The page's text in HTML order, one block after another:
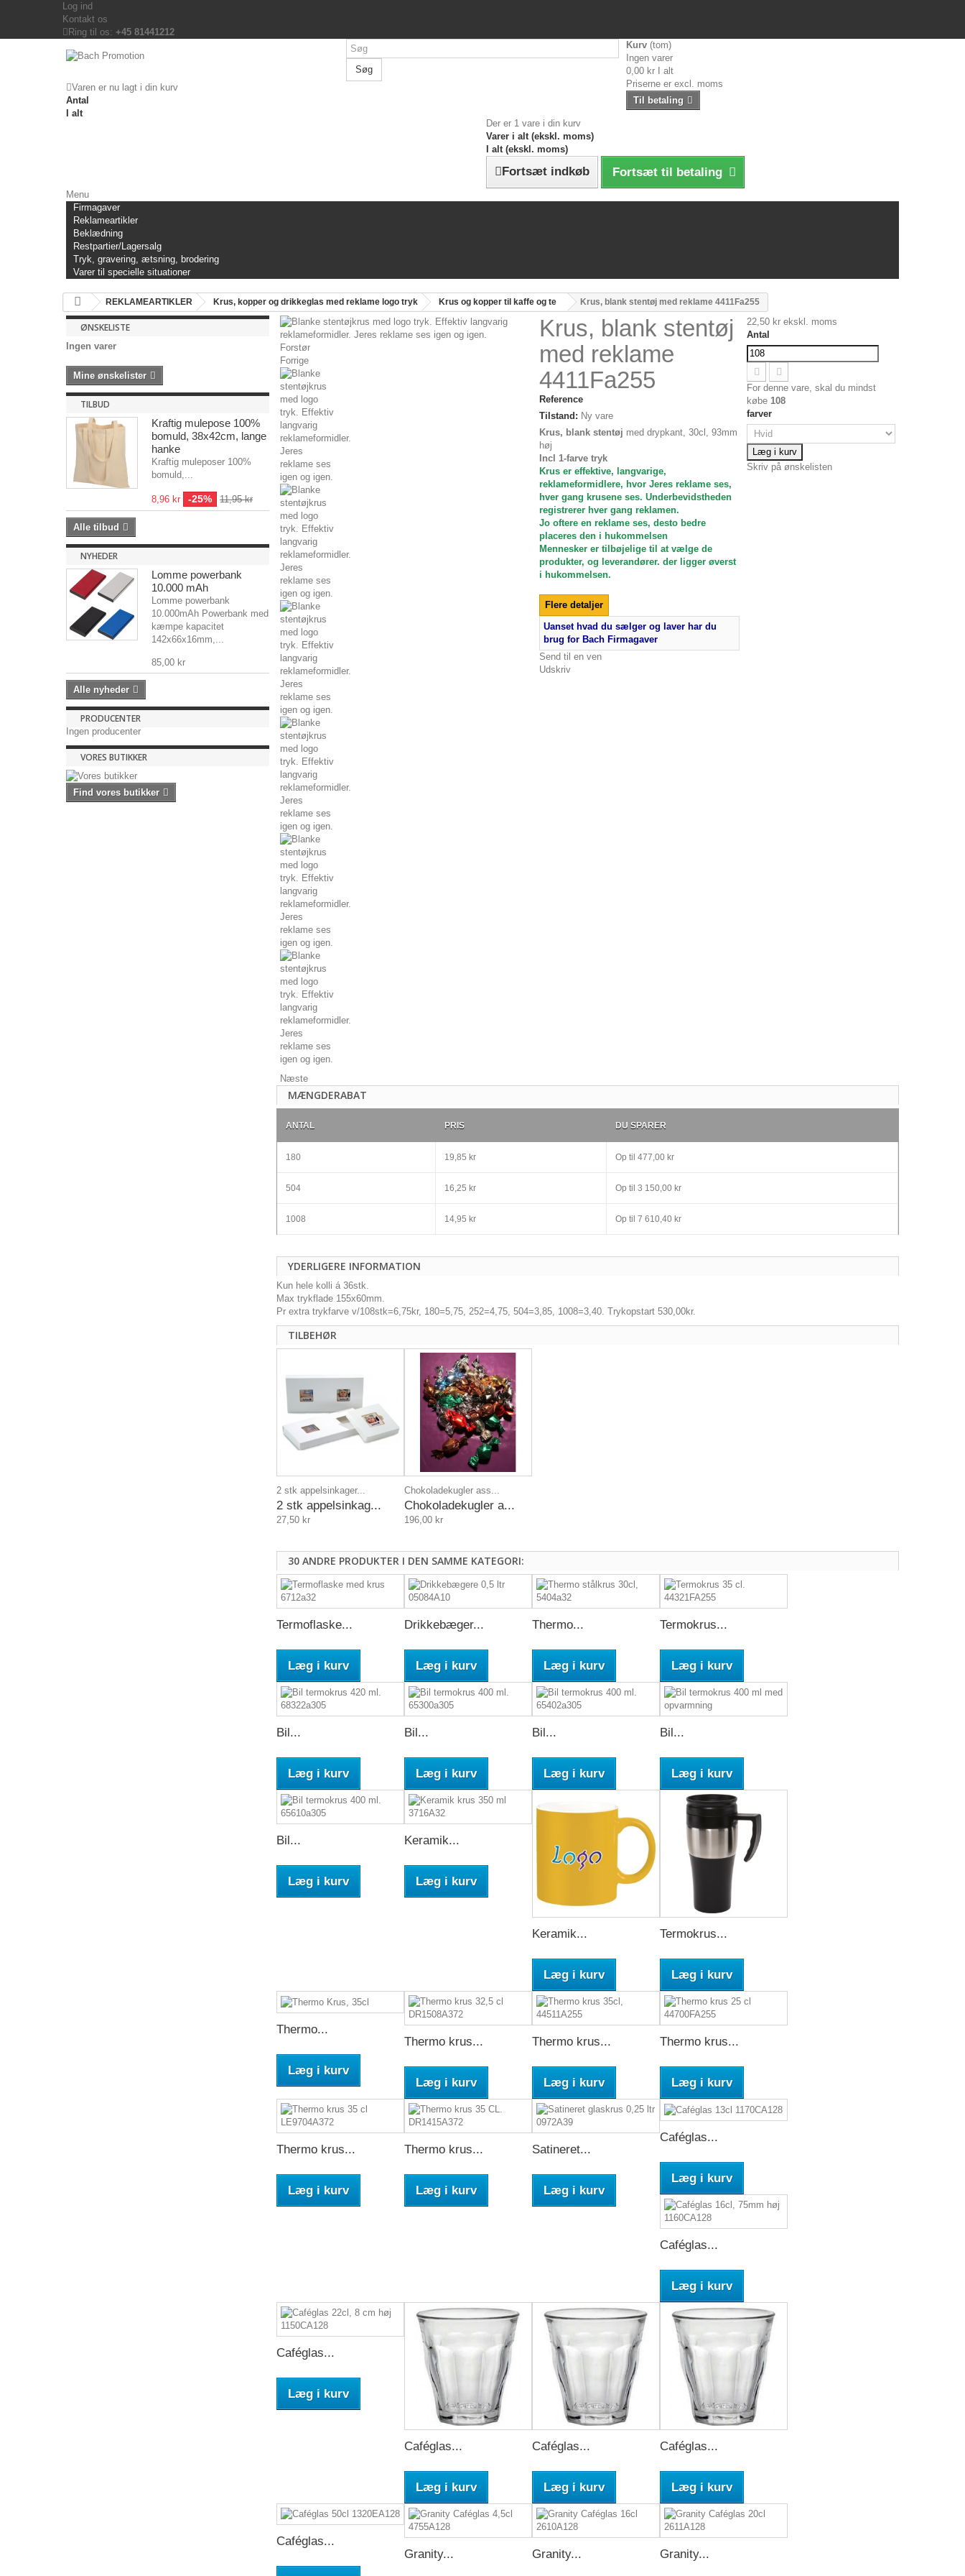
Log ind
Kontakt os
Ring til os: +45 81441212
Søg
Kurv (tom)
Ingen varer
0,00 kr
I alt
Priserne er excl. moms
Til betaling
Varen er nu lagt i din kurv
Antal
I alt
Der er 1 vare i din kurv
Varer i alt (ekskl. moms)
I alt (ekskl. moms)
Fortsæt indkøb Fortsæt til betaling
Menu
Firmagaver
Reklameartikler
Beklædning
Restpartier/Lagersalg
Tryk, gravering, ætsning, brodering
Varer til specielle situationer
REKLAMEARTIKLER Krus, kopper og drikkeglas med reklame logo tryk Krus og kopper til kaffe og te Krus, blank stentøj med reklame 4411Fa255
ØNSKELISTE
Ingen varer
Mine ønskelister
TILBUD
Kraftig mulepose 100%
bomuld, 38x42cm, lange
hanke
Kraftig muleposer 100%
bomuld,...
8,96 kr -25% 11,95 kr
Alle tilbud
NYHEDER
Lomme powerbank
10.000 mAh
Lomme powerbank
10.000mAh Powerbank med
kæmpe kapacitet
142x66x16mm,...
85,00 kr
Alle nyheder
PRODUCENTER
Ingen producenter
VORES BUTIKKER
Find vores butikker
Forstør
Forrige
Næste
Krus, blank stentøj
med reklame
4411Fa255
Reference
Tilstand: Ny vare
Krus, blank stentøj med drypkant, 30cl, 93mm
høj
Incl 1-farve tryk
Krus er effektive, langvarige,
reklameformidlere, hvor Jeres reklame ses,
hver gang krusene ses. Underbevidstheden
registrerer hver gang reklamen.
Jo oftere en reklame ses, desto bedre
placeres den i hukommelsen
Mennesker er tilbøjelige til at vælge de
produkter, og leverandører. der ligger øverst
i hukommelsen.
Flere detaljer
Uanset hvad du sælger og laver har du
brug for Bach Firmagaver
Send til en ven
Udskriv
22,50 kr ekskl. moms
Antal
For denne vare, skal du mindst
købe108
farver
Læg i kurv
Skriv på ønskelisten
MÆNGDERABAT
ANTAL PRIS DU SPARER
180 19,85 kr Op til 477,00 kr
504 16,25 kr Op til 3 150,00 kr
1008 14,95 kr Op til 7 610,40 kr
YDERLIGERE INFORMATION
Kun hele kolli á 36stk.
Max trykflade 155x60mm.
Pr extra trykfarve v/108stk=6,75kr, 180=5,75, 252=4,75, 504=3,85, 1008=3,40. Trykopstart 530,00kr.
TILBEHØR
2 stk appelsinkager...
2 stk appelsinkag...
27,50 kr
Chokoladekugler ass...
Chokoladekugler a...
196,00 kr
30 ANDRE PRODUKTER I DEN SAMME KATEGORI:
Termoflaske...
Læg i kurv
Drikkebæger...
Læg i kurv
Thermo...
Læg i kurv
Termokrus...
Læg i kurv
Bil...
Læg i kurv
Bil...
Læg i kurv
Bil...
Læg i kurv
Bil...
Læg i kurv
Bil...
Læg i kurv
Keramik...
Læg i kurv
Keramik...
Læg i kurv
Termokrus...
Læg i kurv
Thermo...
Læg i kurv
Thermo krus...
Læg i kurv
Thermo krus...
Læg i kurv
Thermo krus...
Læg i kurv
Thermo krus...
Læg i kurv
Thermo krus...
Læg i kurv
Satineret...
Læg i kurv
Caféglas...
Læg i kurv
Caféglas...
Læg i kurv
Caféglas...
Læg i kurv
Caféglas...
Læg i kurv
Caféglas...
Læg i kurv
Caféglas...
Læg i kurv
Caféglas...
Granity... Granity... Granity...